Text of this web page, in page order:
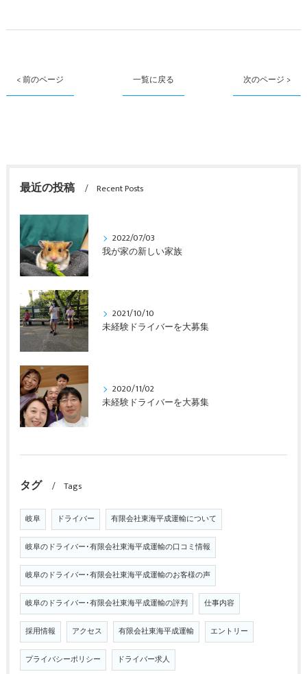
< 前のページ 一覧に戻る 次のページ >
最近の投稿 Recent Posts
2022/07/03
我が家の新しい家族
2021/10/10
未経験ドライバーを大募集
2020/11/02
未経験ドライバーを大募集
タグ Tags
岐阜 ドライバー 有限会社東海平成運輸について
岐阜のドライバー･有限会社東海平成運輸の口コミ情報
岐阜のドライバー･有限会社東海平成運輸のお客様の声
岐阜のドライバー･有限会社東海平成運輸の評判 仕事内容
採用情報 アクセス 有限会社東海平成運輸 エントリー
プライバシーポリシー ドライバー求人